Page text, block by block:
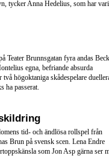
tycker Anna Hedelius, som har
Teater Brunnsgatan fyra andas
egna, befriande absurda
högoktaniga skådespelare
ha passerat.
tid- och ändlösa rollspel från
Brun på svensk scen. Lena Endre
som Jon Asp gärna ser